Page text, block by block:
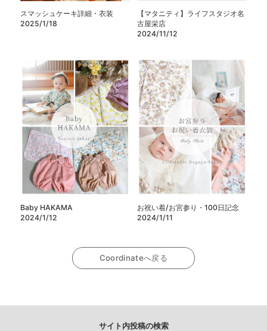
スマッシュケーキ詳細・衣装
2025/1/18
【マタニティ】ライフスタジオ名
古屋栄店
2024/11/12
Baby HAKAMA
2024/1/12
お祝い着/お宮参り・100日記念
2024/1/11
Coordinateへ戻る
サイト内投稿の検索